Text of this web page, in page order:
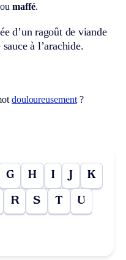
oumaffé.
d’un ragoût de viande
à l’arachide.
douloureusement?
G H I J K
R S T U